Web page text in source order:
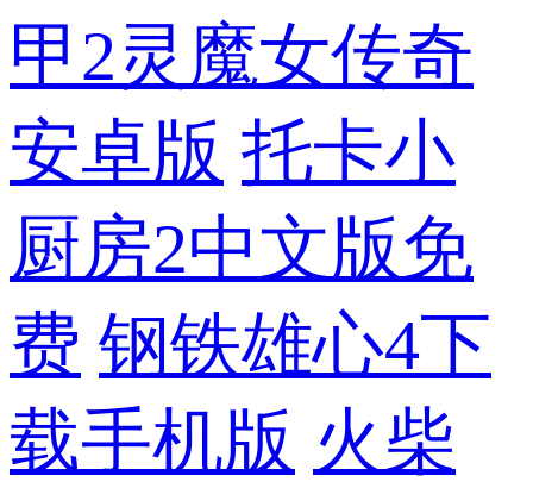
甲2灵魔女传奇
安卓版 托卡小
厨房2中文版免
费 钢铁雄心4下
载手机版 火柴